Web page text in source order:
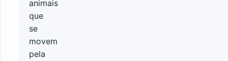
animais
que
se
movem
pela